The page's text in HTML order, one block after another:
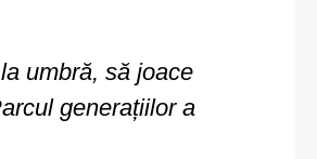
umbră, să joace
generațiilor a